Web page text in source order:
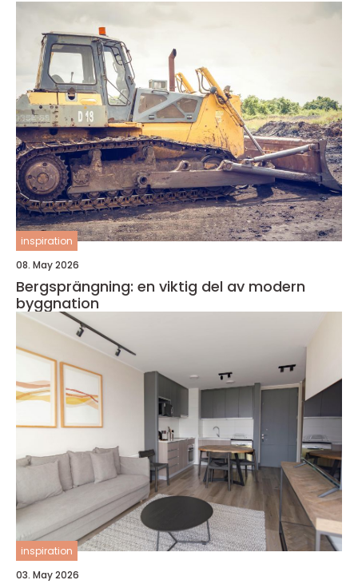
inspiration
08. May 2026
Bergsprängning: en viktig del av modern
byggnation
inspiration
03. May 2026